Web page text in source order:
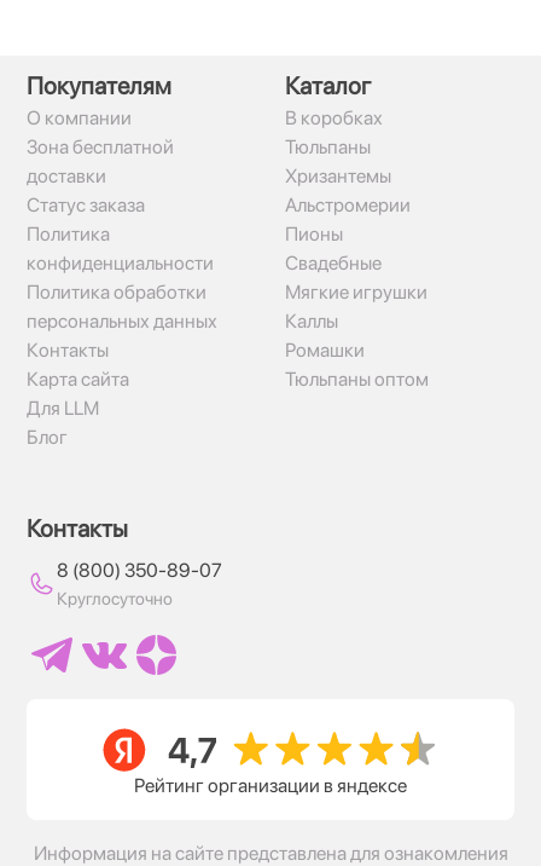
Покупателям
О компании
Зона бесплатной
доставки
Статус заказа
Политика
конфиденциальности
Политика обработки
персональных данных
Контакты
Карта сайта
Для LLM
Блог
Каталог
В коробках
Тюльпаны
Хризантемы
Альстромерии
Пионы
Свадебные
Мягкие игрушки
Каллы
Ромашки
Тюльпаны оптом
Контакты
8 (800) 350-89-07
Круглосуточно
Рейтинг организации в яндексе
Информация на сайте представлена для ознакомления